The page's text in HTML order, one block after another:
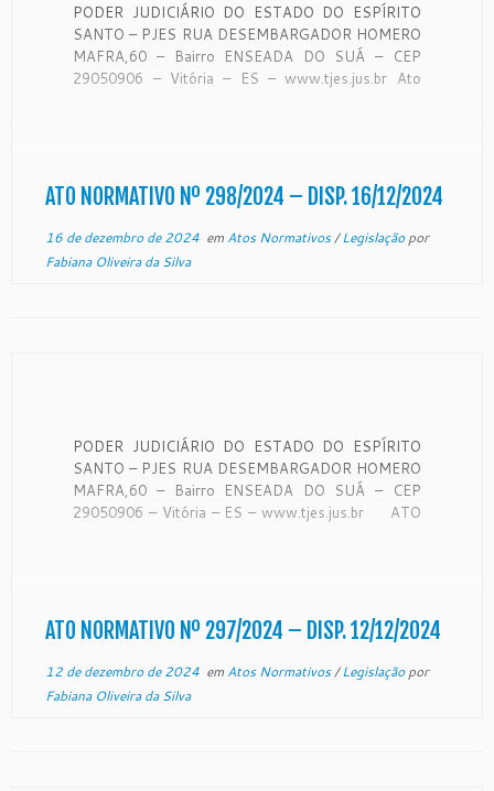
PODER JUDICIÁRIO DO ESTADO DO ESPÍRITO
SANTO – PJES RUA DESEMBARGADOR HOMERO
MAFRA,60 – Bairro ENSEADA DO SUÁ – CEP
29050906 – Vitória – ES – www.tjes.jus.br Ato
ATO NORMATIVO Nº 298/2024 – DISP. 16/12/2024
16 de dezembro de 2024em Atos Normativos/Legislaçãopor
Fabiana Oliveira da Silva
PODER JUDICIÁRIO DO ESTADO DO ESPÍRITO
SANTO – PJES RUA DESEMBARGADOR HOMERO
MAFRA,60 – Bairro ENSEADA DO SUÁ – CEP
29050906 – Vitória – ES – www.tjes.jus.br ATO
ATO NORMATIVO Nº 297/2024 – DISP. 12/12/2024
12 de dezembro de 2024em Atos Normativos/Legislaçãopor
Fabiana Oliveira da Silva